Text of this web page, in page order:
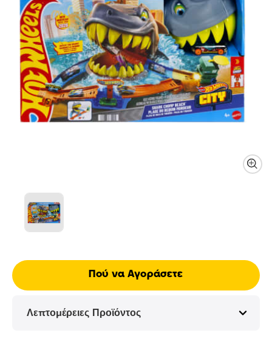
Πού να Αγοράσετε
Λεπτομέρειες Προϊόντος